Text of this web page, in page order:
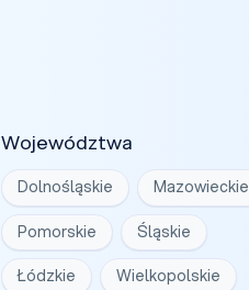
Województwa
Dolnośląskie Mazowieckie
Pomorskie Śląskie
Łódzkie Wielkopolskie